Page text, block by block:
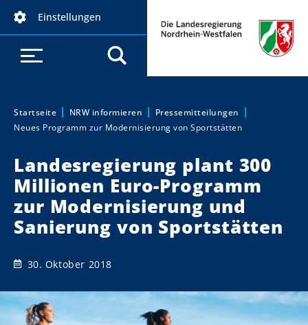
Einstellungen
Sie sind hier:
Startseite NRW informieren
Pressemitteilungen
Neues Programm zur Modernisierung von Sportstätten
Landesregierung plant 300
Millionen Euro-Programm
zur Modernisierung und
Sanierung von Sportstätten
30. Oktober 2018